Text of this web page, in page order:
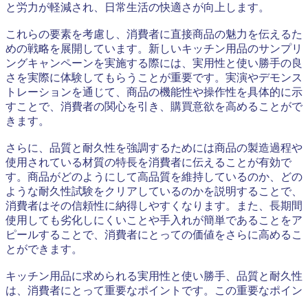
と労力が軽減され、日常生活の快適さが向上します。
これらの要素を考慮し、消費者に直接商品の魅力を伝えるた
めの戦略を展開しています。新しいキッチン用品のサンプリ
ングキャンペーンを実施する際には、実用性と使い勝手の良
さを実際に体験してもらうことが重要です。実演やデモンス
トレーションを通じて、商品の機能性や操作性を具体的に示
すことで、消費者の関心を引き、購買意欲を高めることがで
きます。
さらに、品質と耐久性を強調するためには商品の製造過程や
使用されている材質の特長を消費者に伝えることが有効で
す。商品がどのようにして高品質を維持しているのか、どの
ような耐久性試験をクリアしているのかを説明することで、
消費者はその信頼性に納得しやすくなります。また、長期間
使用しても劣化しにくいことや手入れが簡単であることをア
ピールすることで、消費者にとっての価値をさらに高めるこ
とができます。
キッチン用品に求められる実用性と使い勝手、品質と耐久性
は、消費者にとって重要なポイントです。この重要なポイン